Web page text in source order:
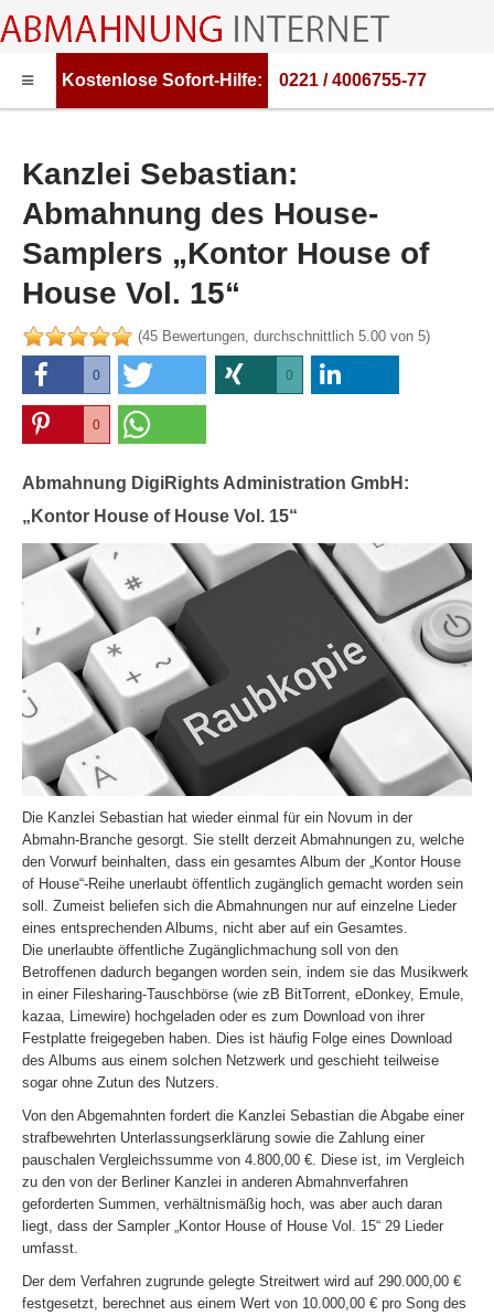
HOME
ABMAHNWARNER
ABMAHNUNG FILESHARING
RECHTSBERATUNG
Kostenlose Sofort-Hilfe: 0221 / 4006755-77
Kanzlei Sebastian:
Abmahnung des House-
Samplers „Kontor House of
House Vol. 15“
(45 Bewertungen, durchschnittlich 5.00 von 5)
0
0 0
0
0
0
Abmahnung DigiRights Administration GmbH:
„Kontor House of House Vol. 15“
Die Kanzlei Sebastian hat wieder einmal für ein Novum in der
Abmahn-Branche gesorgt. Sie stellt derzeit Abmahnungen zu, welche
den Vorwurf beinhalten, dass ein gesamtes Album der „Kontor House
of House“-Reihe unerlaubt öffentlich zugänglich gemacht worden sein
soll. Zumeist beliefen sich die Abmahnungen nur auf einzelne Lieder
eines entsprechenden Albums, nicht aber auf ein Gesamtes.
Die unerlaubte öffentliche Zugänglichmachung soll von den
Betroffenen dadurch begangen worden sein, indem sie das Musikwerk
in einer Filesharing-Tauschbörse (wie zB BitTorrent, eDonkey, Emule,
kazaa, Limewire) hochgeladen oder es zum Download von ihrer
Festplatte freigegeben haben. Dies ist häufig Folge eines Download
des Albums aus einem solchen Netzwerk und geschieht teilweise
sogar ohne Zutun des Nutzers.
Von den Abgemahnten fordert die Kanzlei Sebastian die Abgabe einer
strafbewehrten Unterlassungserklärung sowie die Zahlung einer
pauschalen Vergleichssumme von 4.800,00 €. Diese ist, im Vergleich
zu den von der Berliner Kanzlei in anderen Abmahnverfahren
geforderten Summen, verhältnismäßig hoch, was aber auch daran
liegt, dass der Sampler „Kontor House of House Vol. 15“ 29 Lieder
umfasst.
Der dem Verfahren zugrunde gelegte Streitwert wird auf 290.000,00 €
festgesetzt, berechnet aus einem Wert von 10.000,00 € pro Song des